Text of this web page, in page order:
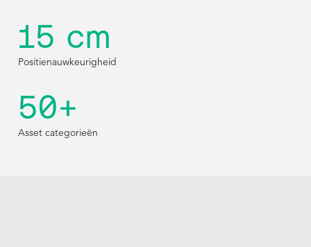
15 cm
Positienauwkeurigheid
50+
Asset categorieën